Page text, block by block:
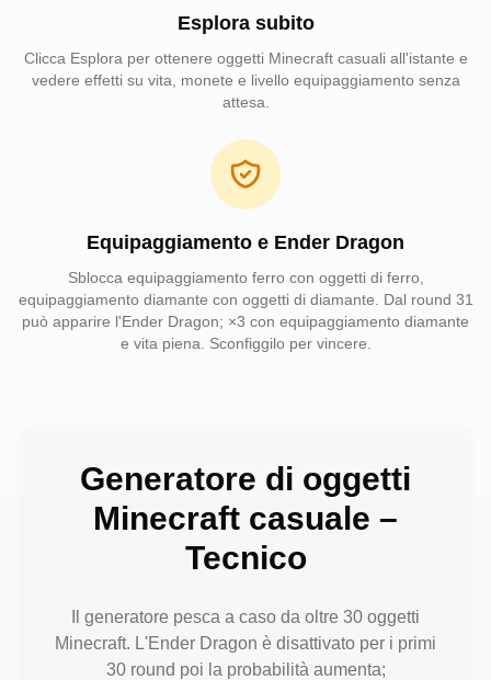
Esplora subito
Clicca Esplora per ottenere oggetti Minecraft casuali all'istante e
vedere effetti su vita, monete e livello equipaggiamento senza
attesa.
Equipaggiamento e Ender Dragon
Sblocca equipaggiamento ferro con oggetti di ferro,
equipaggiamento diamante con oggetti di diamante. Dal round 31
può apparire l'Ender Dragon; ×3 con equipaggiamento diamante
e vita piena. Sconfiggilo per vincere.
Generatore di oggetti
Minecraft casuale –
Tecnico
Il generatore pesca a caso da oltre 30 oggetti
Minecraft. L'Ender Dragon è disattivato per i primi
30 round poi la probabilità aumenta;